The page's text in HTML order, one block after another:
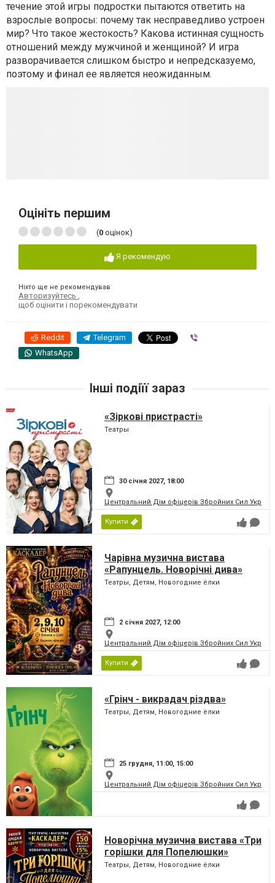
течение этой игры подростки пытаются ответить на
взрослые вопросы: почему так несправедливо устроен
мир? Что такое жестокость? Какова истинная сущность
отношений между мужчиной и женщиной? И игра
разворачивается слишком быстро и непредсказуемо,
поэтому и финал ее является неожиданным.
Оцініть першим
(0 оцінок)
Я рекомендую
Ніхто ще не рекомендував
Авторизуйтесь
щоб оцінити і порекомендувати
Reddit Telegram
WhatsApp
Інші подіїї зараз
«Зіркові пристрасті»
Театры
30 січня 2027, 18:00
Центральний Дім офіцерів Збройних Сил
Купити
Чарівна музична вистава
«Рапунцель. Новорічні дива»
Театры, Детям, Новогодние ёлки
2 січня 2027, 12:00
Центральний Дім офіцерів Збройних Сил
Купити
«Грінч - викрадач різдва»
Театры, Детям, Новогодние ёлки
25 грудня, 11:00, 15:00
Центральний Дім офіцерів Збройних Сил
Новорічна музична вистава «Три
горішки для Попелюшки»
Театры, Детям, Новогодние ёлки